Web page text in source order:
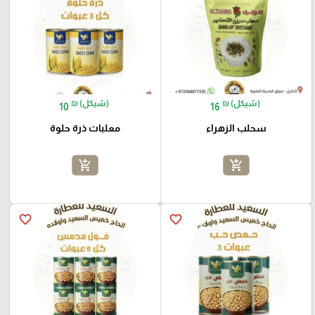
16 ₪ (شيكل)
سحلب الزهراء
add_shopping_cart
10 ₪ (شيكل)
معلبات ذرة حلوة
add_shopping_cart
favorite_border
favorite_border